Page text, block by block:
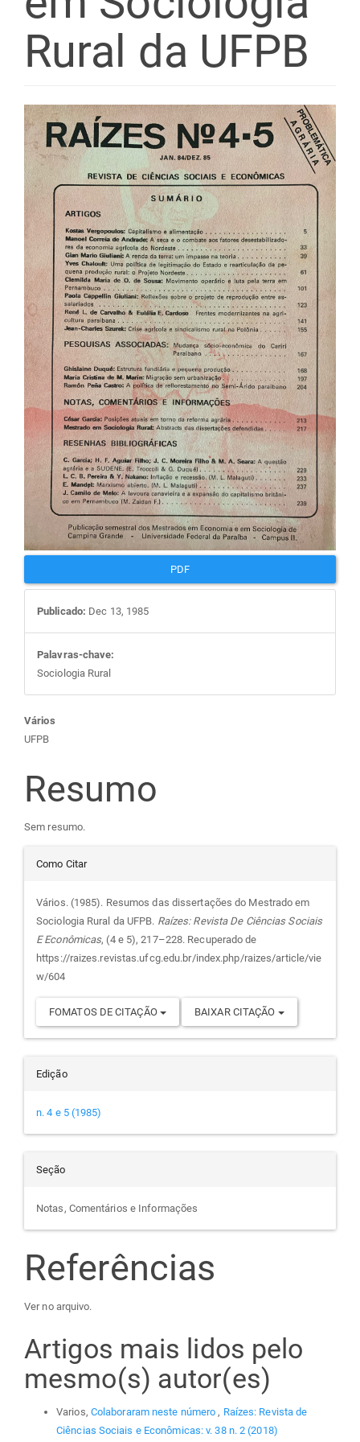
Rural da UFPB
Barra
lateral
de
artigos
PDF
Publicado: Dec 13, 1985
Palavras-chave:
Sociologia Rural
Conteúdo
do
artigo
principal
Vários
UFPB
Resumo
Sem resumo.
Detalhes
do
artigo
Como Citar
Vários. (1985). Resumos das dissertações do Mestrado em
Sociologia Rural da UFPB. Raízes: Revista De Ciências Sociais
E Econômicas, (4 e 5), 217–228. Recuperado de
https://raizes.revistas.ufcg.edu.br/index.php/raizes/article/vie
w/604
FOMATOS DE CITAÇÃO BAIXAR CITAÇÃO
Edição
n. 4 e 5 (1985)
Seção
Notas, Comentários e Informações
Referências
Ver no arquivo.
Artigos mais lidos pelo
mesmo(s) autor(es)
Varios, Colaboraram neste número, Raízes: Revista de
Ciências Sociais e Econômicas: v. 38 n. 2 (2018)